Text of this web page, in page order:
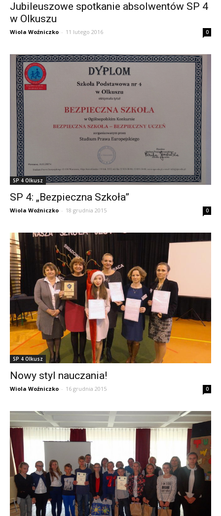
Jubileuszowe spotkanie absolwentów SP 4
w Olkuszu
Wiola Woźniczko - 11 lutego 2016 0
SP 4 Olkusz
SP 4: „Bezpieczna Szkoła”
Wiola Woźniczko - 18 grudnia 2015 0
SP 4 Olkusz
Nowy styl nauczania!
Wiola Woźniczko - 16 grudnia 2015 0